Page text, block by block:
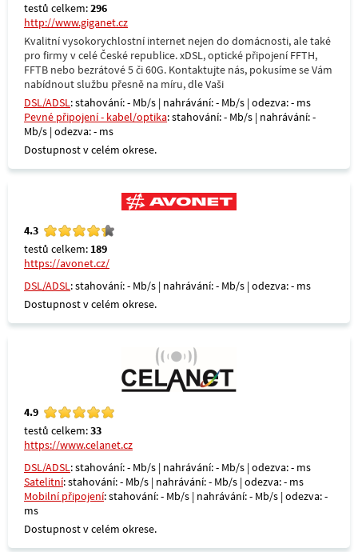
testů celkem:296
http://www.giganet.cz
Kvalitní vysokorychlostní internet nejen do domácnosti, ale také
pro firmy v celé České republice. xDSL, optické připojení FFTH,
FFTB nebo bezrátové 5 či 60G. Kontaktujte nás, pokusíme se Vám
nabídnout službu přesně na míru, dle Vaši
DSL/ADSL: stahování: - Mb/s | nahrávání: - Mb/s | odezva: - ms
Pevné připojení - kabel/optika: stahování: - Mb/s | nahrávání: -
Mb/s | odezva: - ms
Dostupnost v celém okrese.
4.3
testů celkem: 189
https://avonet.cz/
DSL/ADSL: stahování: - Mb/s | nahrávání: - Mb/s | odezva: - ms
Dostupnost v celém okrese.
4.9
testů celkem:33
https://www.celanet.cz
DSL/ADSL: stahování: - Mb/s | nahrávání: - Mb/s | odezva: - ms
Satelitní: stahování: - Mb/s | nahrávání: - Mb/s | odezva: - ms
Mobilní připojení: stahování: - Mb/s | nahrávání: - Mb/s | odezva: -
ms
Dostupnost v celém okrese.